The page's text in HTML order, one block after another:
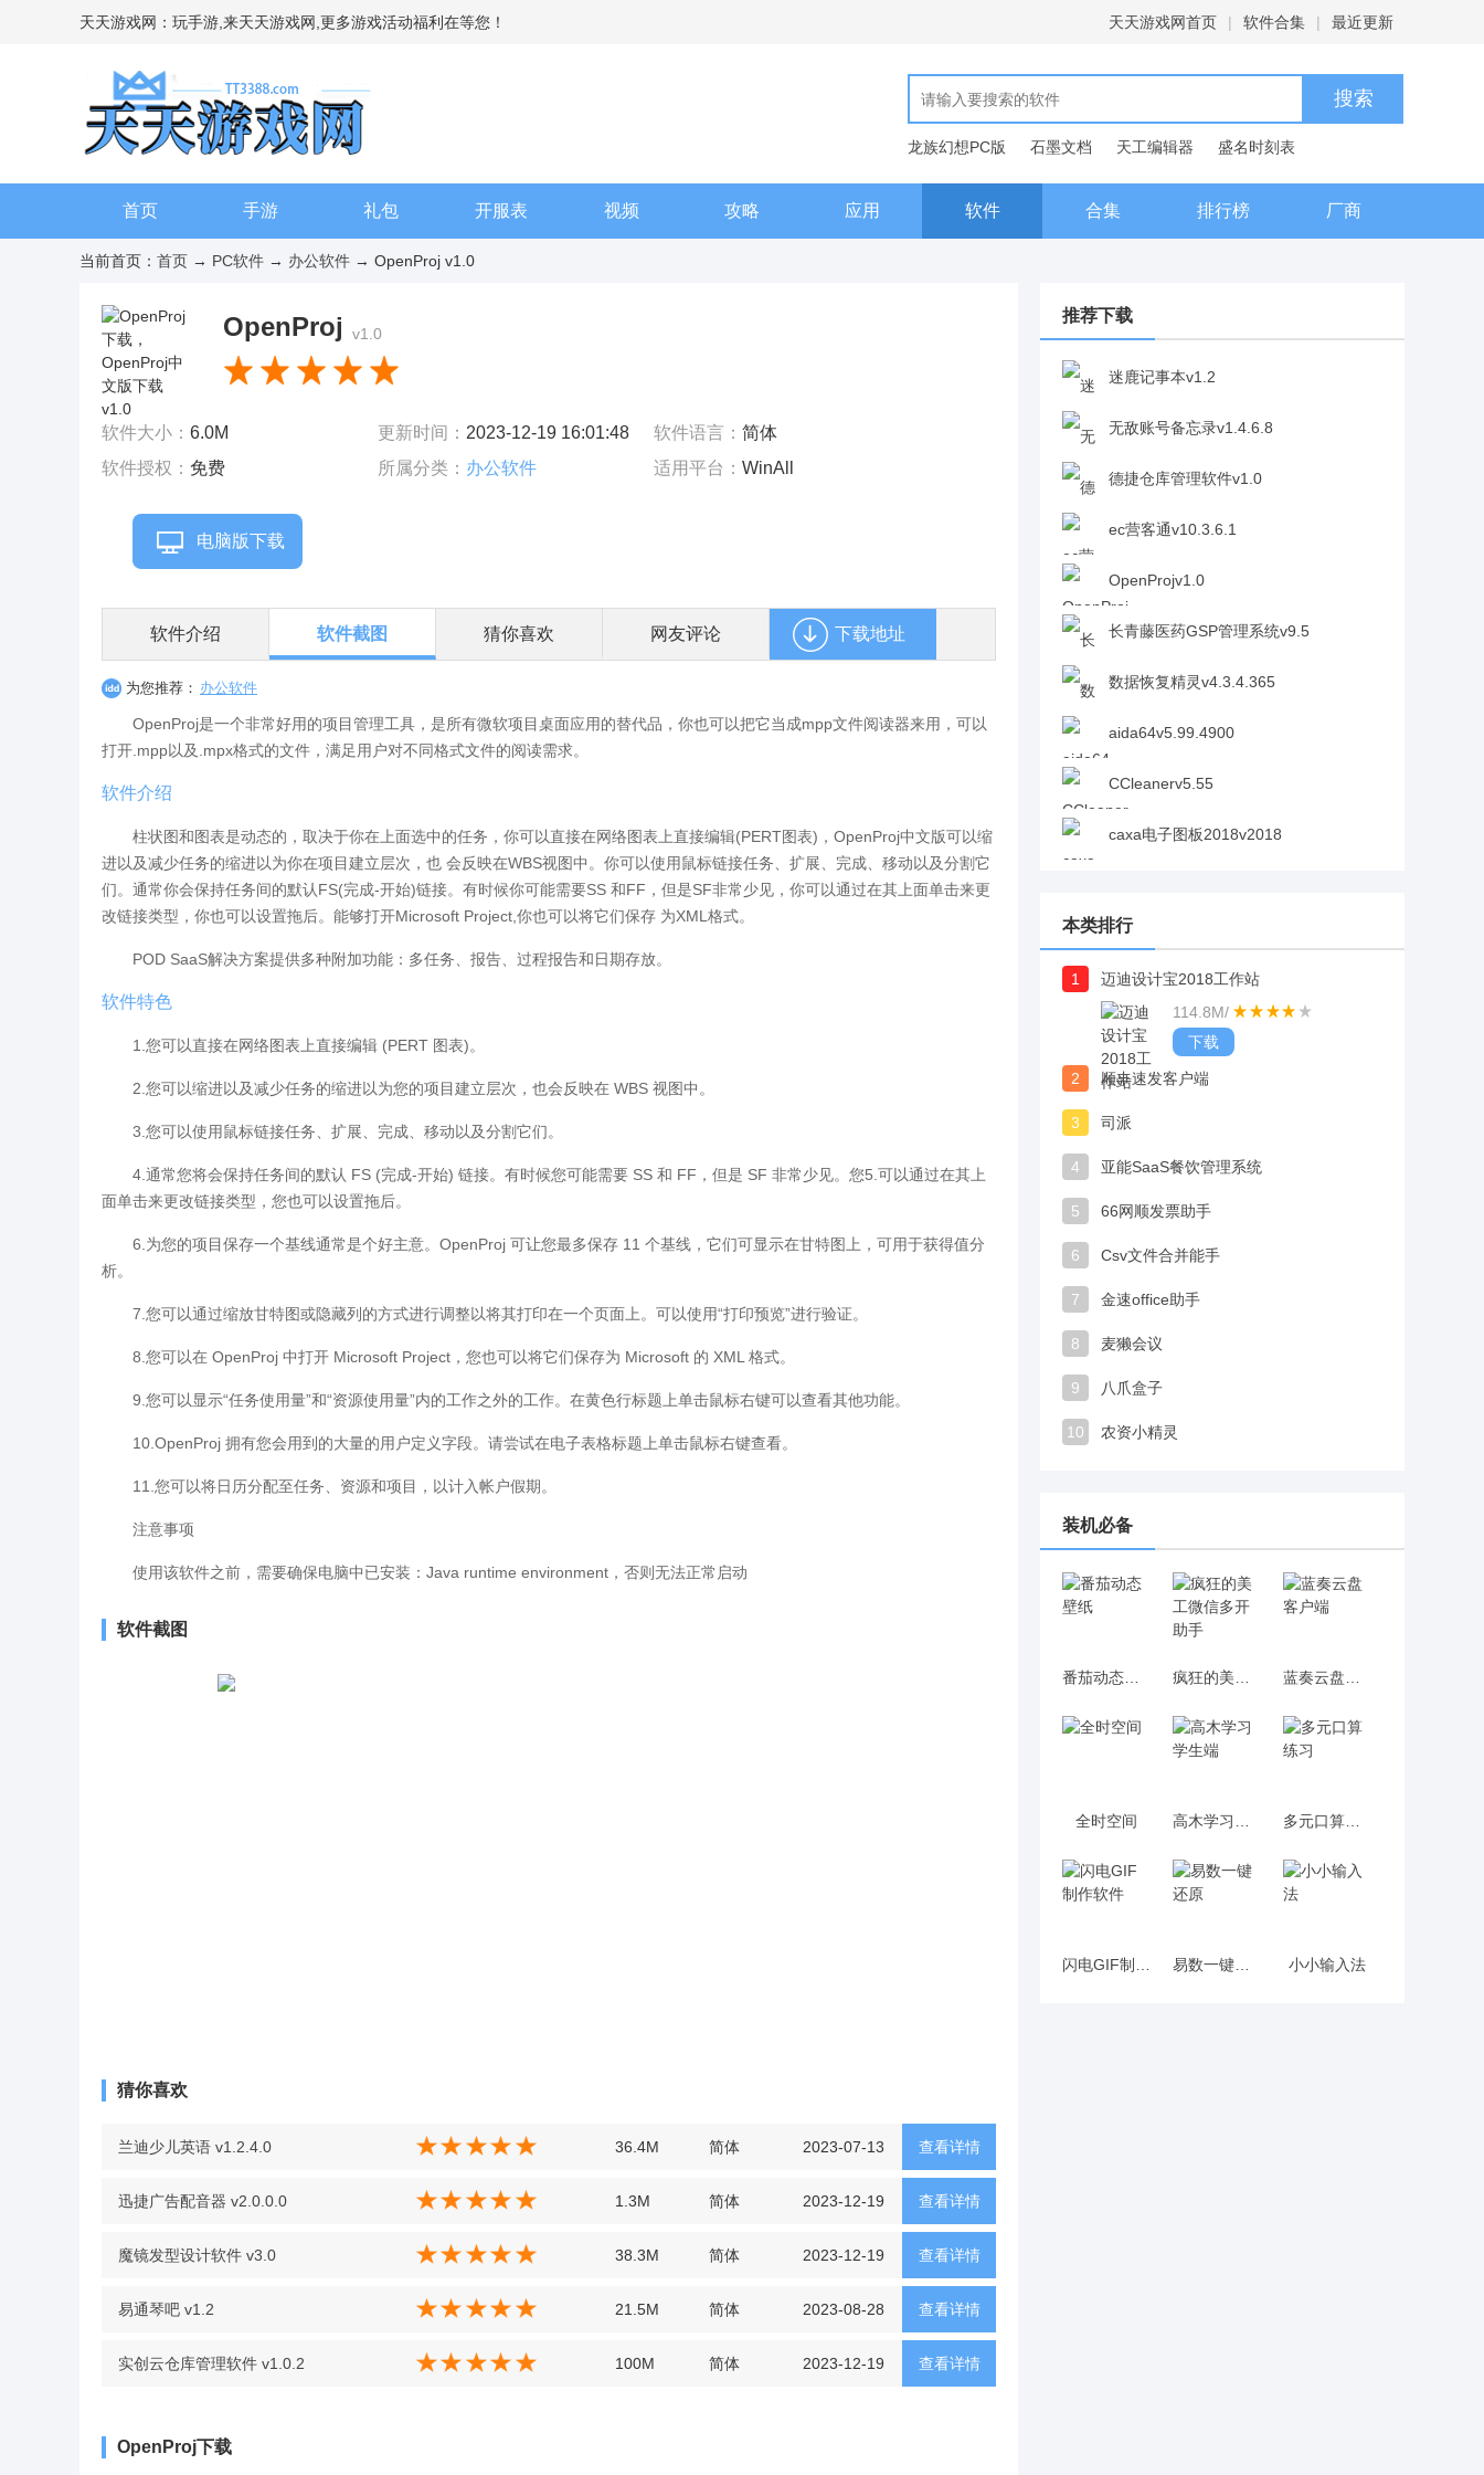
天天游戏网：玩手游,来天天游戏网,更多游戏活动福利在等您！ 天天游戏网首页 | 软件合集 | 最近更新
龙族幻想PC版 石墨文档 天工编辑器
盛名时刻表
现代汉语词典
首页 手游 礼包 开服表 视频 攻略 应用 软件 合集 排行榜 厂商
当前首页： 首页 → PC软件 → 办公软件 → OpenProj v1.0
OpenProj v1.0
软件大小： 6.0M 更新时间： 2023-12-19 16:01:48 软件语言： 简体
软件授权： 免费 所属分类： 办公软件 适用平台： WinAll
电脑版下载
软件介绍 软件截图 猜你喜欢 网友评论 下载地址
为您推荐： 办公软件
OpenProj是一个非常好用的项目管理工具，是所有微软项目桌面应用的替代品，你也可以把它当成mpp文件阅读器来用，可以
打开.mpp以及.mpx格式的文件，满足用户对不同格式文件的阅读需求。
软件介绍
柱状图和图表是动态的，取决于你在上面选中的任务，你可以直接在网络图表上直接编辑(PERT图表)，OpenProj中文版可以缩
进以及减少任务的缩进以为你在项目建立层次，也 会反映在WBS视图中。你可以使用鼠标链接任务、扩展、完成、移动以及分割它
们。通常你会保持任务间的默认FS(完成-开始)链接。有时候你可能需要SS 和FF，但是SF非常少见，你可以通过在其上面单击来更
改链接类型，你也可以设置拖后。能够打开Microsoft Project,你也可以将它们保存 为XML格式。
POD SaaS解决方案提供多种附加功能：多任务、报告、过程报告和日期存放。
软件特色
1.您可以直接在网络图表上直接编辑 (PERT 图表)。
2.您可以缩进以及减少任务的缩进以为您的项目建立层次，也会反映在 WBS 视图中。
3.您可以使用鼠标链接任务、扩展、完成、移动以及分割它们。
4.通常您将会保持任务间的默认 FS (完成-开始) 链接。有时候您可能需要 SS 和 FF，但是 SF 非常少见。您5.可以通过在其上
面单击来更改链接类型，您也可以设置拖后。
6.为您的项目保存一个基线通常是个好主意。OpenProj 可让您最多保存 11 个基线，它们可显示在甘特图上，可用于获得值分
析。
7.您可以通过缩放甘特图或隐藏列的方式进行调整以将其打印在一个页面上。可以使用“打印预览”进行验证。
8.您可以在 OpenProj 中打开 Microsoft Project，您也可以将它们保存为 Microsoft 的 XML 格式。
9.您可以显示“任务使用量”和“资源使用量”内的工作之外的工作。在黄色行标题上单击鼠标右键可以查看其他功能。
10.OpenProj 拥有您会用到的大量的用户定义字段。请尝试在电子表格标题上单击鼠标右键查看。
11.您可以将日历分配至任务、资源和项目，以计入帐户假期。
注意事项
使用该软件之前，需要确保电脑中已安装：Java runtime environment，否则无法正常启动
软件截图
猜你喜欢
查看详情
兰迪少儿英语 v1.2.4.0 36.4M 简体 2023-07-13
查看详情
迅捷广告配音器 v2.0.0.0 1.3M 简体 2023-12-19
查看详情
魔镜发型设计软件 v3.0 38.3M 简体 2023-12-19
查看详情
易通琴吧 v1.2 21.5M 简体 2023-08-28
查看详情
实创云仓库管理软件 v1.0.2 100M 简体 2023-12-19
OpenProj下载
推荐下载
迷鹿记事本v1.2
无敌账号备忘录v1.4.6.8
德捷仓库管理软件v1.0
ec营客通v10.3.6.1
OpenProjv1.0
长青藤医药GSP管理系统v9.5
数据恢复精灵v4.3.4.365
aida64v5.99.4900
CCleanerv5.55
caxa电子图板2018v2018
本类排行
1
迈迪设计宝2018工作站
114.8M/
下载
2 顺丰速发客户端
3 司派
4 亚能SaaS餐饮管理系统
5 66网顺发票助手
6 Csv文件合并能手
7 金速office助手
8 麦獭会议
9 八爪盒子
10 农资小精灵
装机必备
全时空间
小小输入法